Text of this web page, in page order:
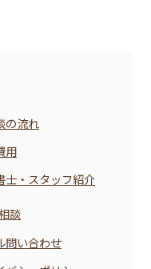
の流れ
用
士・スタッフ紹介
談
問い合わせ